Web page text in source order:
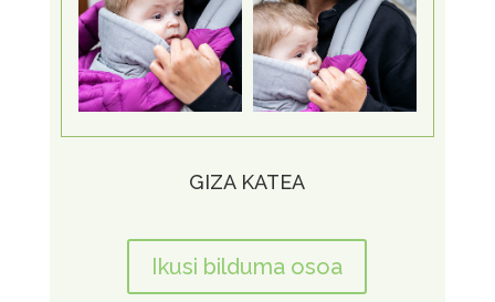
GIZA KATEA
Ikusi bilduma osoa